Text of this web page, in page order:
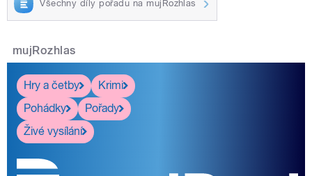
Všechny díly pořadu na mujRozhlas
mujRozhlas
Hry a četby
Krimi
Pohádky
Pořady
Živé vysílání